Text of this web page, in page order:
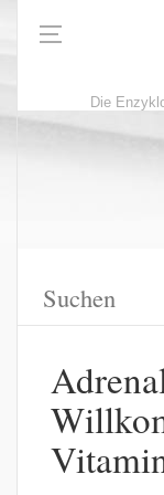
Die